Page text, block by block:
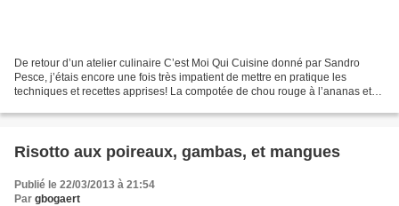
De retour d’un atelier culinaire C’est Moi Qui Cuisine donné par Sandro
Pesce, j’étais encore une fois très impatient de mettre en pratique les
techniques et recettes apprises! La compotée de chou rouge à l’ananas et
Risotto aux poireaux, gambas, et mangues
Publié le 22/03/2013 à 21:54
Par gbogaert